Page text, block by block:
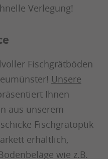
Verlegung!
Fischgrätböden
Unsere
Ihnen
aus unserem
Fischgrätoptik
erhältlich,
wie z.B.